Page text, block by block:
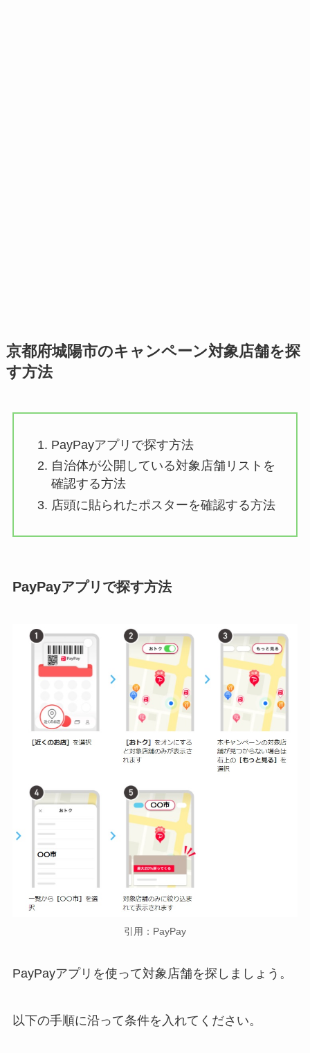
京都府城陽市のキャンペーン対象店舗を探
す方法
PayPayアプリで探す方法
自治体が公開している対象店舗リストを
確認する方法
店頭に貼られたポスターを確認する方法
PayPayアプリで探す方法
引用：PayPay
PayPayアプリを使って対象店舗を探しましょう。
以下の手順に沿って条件を入れてください。